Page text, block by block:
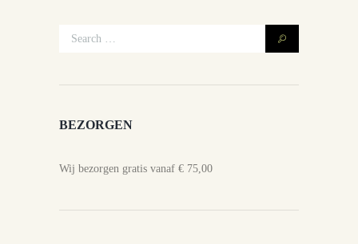
BEZORGEN
Wij bezorgen gratis vanaf € 75,00